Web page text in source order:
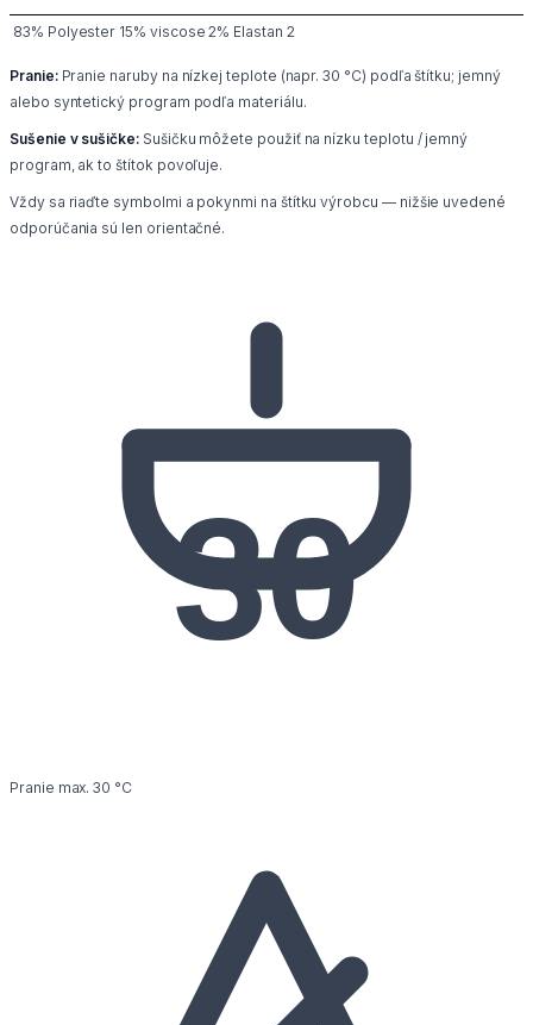
83% Polyester 15% viscose 2% Elastan 2
Pranie:Pranie naruby na nízkej teplote (napr. 30 °C) podľa štítku; jemný
alebo syntetický program podľa materiálu.
Sušenie v sušičke:Sušičku môžete použiť na nízku teplotu / jemný
program, ak to štítok povoľuje.
Vždy sa riaďte symbolmi a pokynmi na štítku výrobcu — nižšie uvedené
odporúčania sú len orientačné.
30
Pranie max. 30 °C